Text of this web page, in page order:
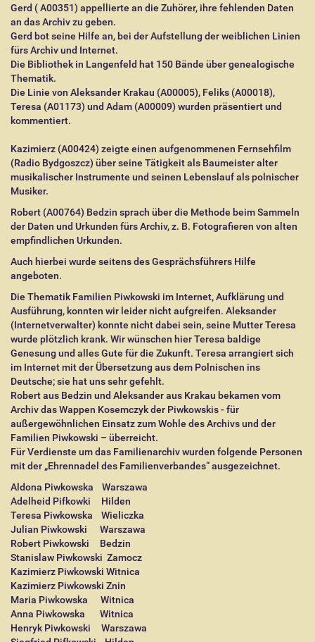
Gerd ( A00351) appellierte an die Zuhörer, ihre fehlenden Daten
an das Archiv zu geben.
Gerd bot seine Hilfe an, bei der Aufstellung der weiblichen Linien
fürs Archiv und Internet.
Die Bibliothek in Langenfeld hat 150 Bände über genealogische
Thematik.
Die Linie von Aleksander Krakau (A00005), Feliks (A00018),
Teresa (A01173) und Adam (A00009) wurden präsentiert und
kommentiert.
Kazimierz (A00424) zeigte einen aufgenommenen Fernsehfilm
(Radio Bydgoszcz) über seine Tätigkeit als Baumeister alter
musikalischer Instrumente und seinen Lebenslauf als polnischer
Musiker.
Robert (A00764) Bedzin sprach über die Methode beim Sammeln
der Daten und Urkunden fürs Archiv, z. B. Fotografieren von alten
empfindlichen Urkunden.
Auch hierbei wurde seitens des Gesprächsführers Hilfe
angeboten.
Die Thematik Familien Piwkowski im Internet, Aufklärung und
Ausführung, konnten wir leider nicht aufgreifen. Aleksander
(Internetverwalter) konnte nicht dabei sein, seine Mutter Teresa
wurde plötzlich krank. Wir wünschen hier Teresa baldige
Genesung und alles Gute für die Zukunft. Teresa arrangiert sich
im Internet mit der Übersetzung aus dem Polnischen ins
Deutsche; sie hat uns sehr gefehlt.
Robert aus Bedzin und Aleksander aus Krakau bekamen vom
Archiv das Wappen Kosemczyk der Piwkowskis - für
außergewöhnlichen Einsatz zum Wohle des Archivs und der
Familien Piwkowski – überreicht.
Für Verdienste um das Familienarchiv wurden folgende Personen
mit der „Ehrennadel des Familienverbandes“ ausgezeichnet.
Aldona Piwkowska Warszawa
Adelheid Pifkowki Hilden
Teresa Piwkowska Wieliczka
Julian Piwkowski Warszawa
Robert Piwkowski
Bedzin
Stanislaw Piwkowski Zamocz
Kazimierz Piwkowski Witnica
Kazimierz Piwkowski Znin
Maria Piwkowska
Witnica
Anna Piwkowska
Witnica
Henryk Piwkowski Warszawa